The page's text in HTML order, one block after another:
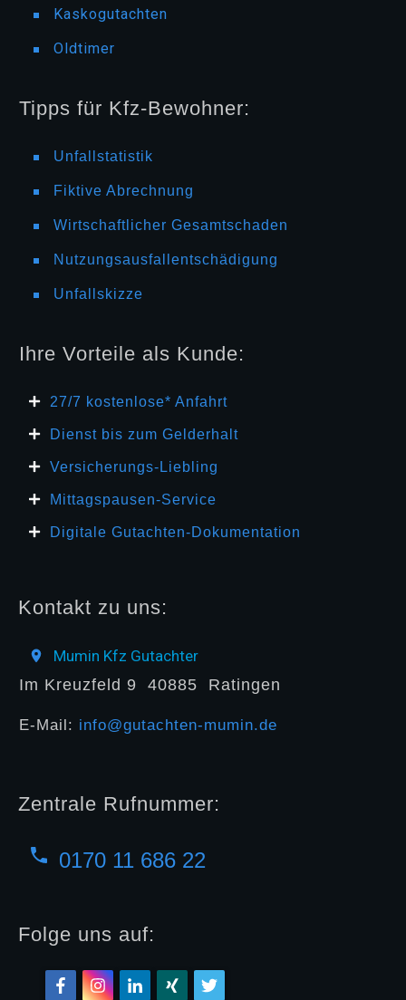
Kaskogutachten
Oldtimer
Tipps für Kfz-Bewohner:
Unfallstatistik
Fiktive Abrechnung
Wirtschaftlicher Gesamtschaden
Nutzungsausfallentschädigung
Unfallskizze
Ihre Vorteile als Kunde:
27/7 kosten lose* Anfahrt
Dienst bis zum Gelderhalt
Versicherungs-Liebling
Mittagspausen-Service
Digitale Gutachten-Dokumentation
Kontakt zu uns:
Mumin Kfz Gutachter
Im Kreuzfeld 9 40885 Ratingen
E-Mail: info@gutachten-mumin.de
Zentrale Rufnummer:
0170 11 686 22
Folge uns auf: